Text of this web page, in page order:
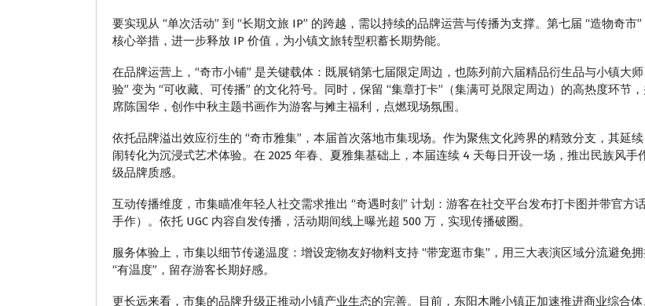
要实现从 “单次活动” 到 “长期文旅 IP” 的跨越，需以持续的品牌运营与传播为支撑。第七届 “造物奇市
核心举措，进一步释放 IP 价值，为小镇文旅转型积蓄长期势能。
在品牌运营上，“奇市小铺” 是关键载体：既展销第七届限定周边，也陈列前六届精品衍生品与小镇大
验” 变为 “可收藏、可传播” 的文化符号。同时，保留 “集章打卡”（集满可兑限定周边）的高热度环节
席陈国华，创作中秋主题书画作为游客与摊主福利，点燃现场氛围。
依托品牌溢出效应衍生的 “奇市雅集”，本届首次落地市集现场。作为聚焦文化跨界的精致分支，其延
闹转化为沉浸式艺术体验。在 2025 年春、夏雅集基础上，本届连续 4 天每日开设一场，推出民族风
级品牌质感。
互动传播维度，市集瞄准年轻人社交需求推出 “奇遇时刻” 计划：游客在社交平台发布打卡图并带官
手作）。依托 UGC 内容自发传播，活动期间线上曝光超 500 万，实现传播破圈。
服务体验上，市集以细节传递温度：增设宠物友好物料支持 “带宠逛市集”，用三大表演区域分流避免
“有温度”，留存游客长期好感。
更长远来看，市集的品牌升级正推动小镇产业生态的完善。目前，东阳木雕小镇正加速推进商业综合